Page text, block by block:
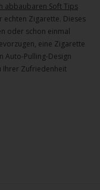
abbaubaren Soft Tips
echten Zigarette. Dieses
oder schon einmal
eine Zigarette
Auto-Pulling-Design
Ihrer Zufriedenheit